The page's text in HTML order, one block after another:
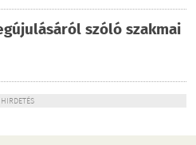
szóló szakmai
HIRDETÉS